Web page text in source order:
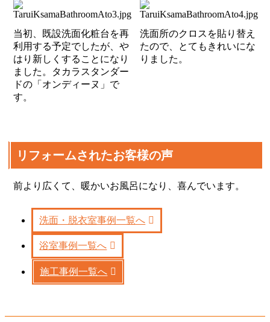
当初、既設洗面化粧台を再
利用する予定でしたが、や
はり新しくすることになり
ました。タカラスタンダー
ドの「オンディーヌ」で
す。
洗面所のクロスを貼り替え
たので、とてもきれいにな
りました。
リフォームされたお客様の声
前より広くて、暖かいお風呂になり、喜んでいます。
洗面・脱衣室事例一覧へ
浴室事例一覧へ
施工事例一覧へ